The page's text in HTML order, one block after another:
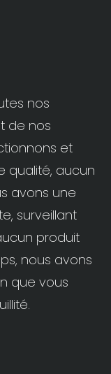
nos
de nos
et
qualité, aucun
avons une
surveillant
produit
nous avons
que vous